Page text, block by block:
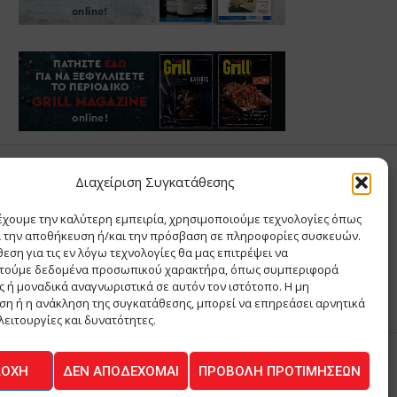
Διαχείριση Συγκατάθεσης
την καλύτερη εμπειρία, χρησιμοποιούμε τεχνολογίες όπως
την αποθήκευση ή/και την πρόσβαση σε πληροφορίες συσκευών.
για τις εν λόγω τεχνολογίες θα μας επιτρέψει να
δεδομένα προσωπικού χαρακτήρα, όπως συμπεριφορά
ή μοναδικά αναγνωριστικά σε αυτόν τον ιστότοπο. Η μη
ή η ανάκληση της συγκατάθεσης, μπορεί να επηρεάσει αρνητικά
και δυνατότητες.
ΔΕΝ ΑΠΟΔΈΧΟΜΑΙ ΠΡΟΒΟΛΉ ΠΡΟΤΙΜΉΣΕΩΝ
Θ ΚΑΙ ΣΙΑ ΜΟΝΟΠΡΟΣΩΠΗ ΙΚΕ